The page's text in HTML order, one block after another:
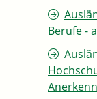
Berufe -